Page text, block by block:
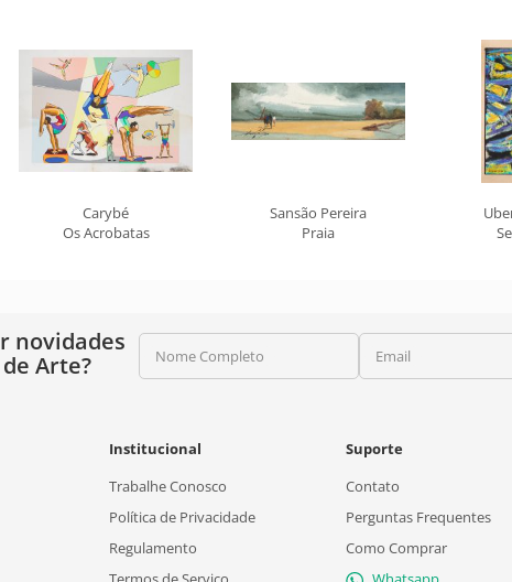
Carybé
Os Acrobatas
Sansão Pereira
Praia
novidades
Arte?
Nome Completo Email
Institucional
Trabalhe Conosco
Política de Privacidade
Regulamento
Suporte
Contato
Perguntas Frequentes
Como Comprar